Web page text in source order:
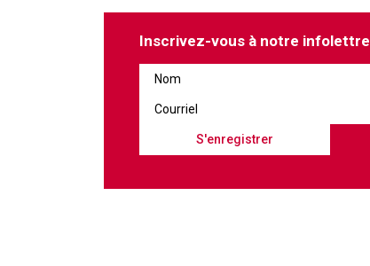
Inscrivez-vous à notre infolettre